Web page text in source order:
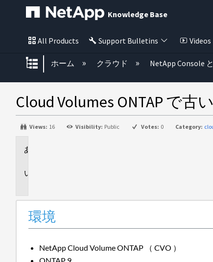
Knowledge Base
All Products Support Bulletins Videos
グローバル階層を展開/折りた
ホーム クラウド NetApp Console
Cloud Volumes ONTAP で
Views: 16 Visibility: Public Votes: 0 Category:
環境
NetApp Cloud Volume ONTAP （ CVO ）